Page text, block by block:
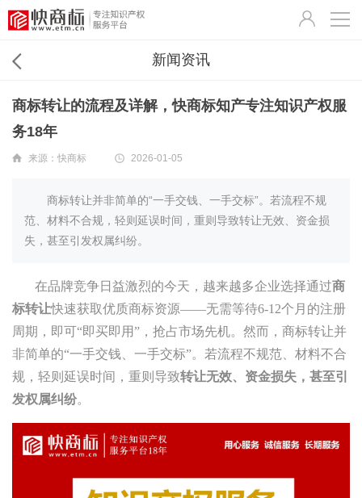
新闻资讯
商标转让的流程及详解，快商标知产专注知识产权服
务18年
来源： 快商标 2026-01-05
商标转让并非简单的“一手交钱、一手交标”。若流程不规
范、材料不合规，轻则延误时间，重则导致转让无效、资金损
失，甚至引发权属纠纷。
在品牌竞争日益激烈的今天，越来越多企业选择通过商
标转让快速获取优质商标资源——无需等待6-12个月的注册
周期，即可“即买即用”，抢占市场先机。然而，商标转让并
非简单的“一手交钱、一手交标”。若流程不规范、材料不合
规，轻则延误时间，重则导致转让无效、资金损失，甚至引
发权属纠纷。